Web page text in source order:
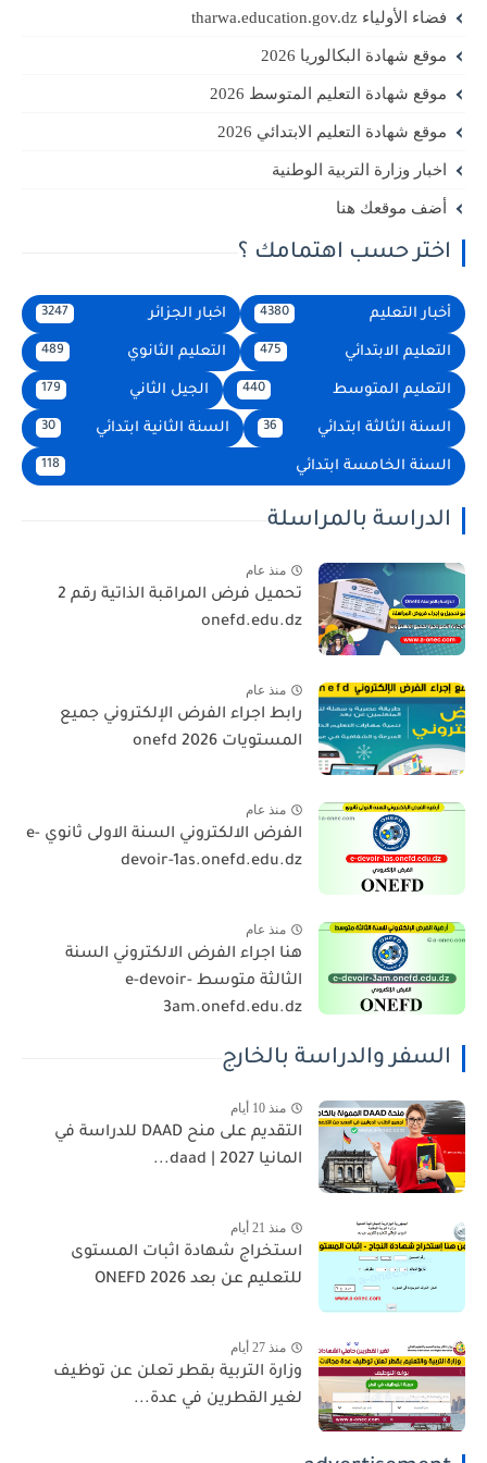
فضاء الأولياء tharwa.education.gov.dz
موقع شهادة البكالوريا 2026
موقع شهادة التعليم المتوسط 2026
موقع شهادة التعليم الابتدائي 2026
اخبار وزارة التربية الوطنية
أضف موقعك هنا
اختر حسب اهتمامك ؟
أخبار التعليم 4380 اخبار الجزائر 3247
التعليم الابتدائي 475 التعليم الثانوي 489
التعليم المتوسط 440 الجيل الثاني
السنة الثالثة ابتدائي السنة الثانية ابتدائي
السنة الخامسة ابتدائي
الدراسة بالمراسلة
منذ عام
تحميل فرض المراقبة الذاتية رقم 2
onefd.edu.dz
منذ عام
رابط اجراء الفرض الإلكتروني جميع
المستويات 2026 onefd
منذ عام
الفرض الالكتروني السنة الاولى ثانوي e-
devoir-1as.onefd.edu.dz
منذ عام
هنا اجراء الفرض الالكتروني السنة
الثالثة متوسط e-devoir-
3am.onefd.edu.dz
السفر والدراسة بالخارج
منذ 10 أيام
التقديم على منح DAAD للدراسة في
المانيا 2027 | daad...
منذ 21 أيام
استخراج شهادة اثبات المستوى
للتعليم عن بعد 2026 ONEFD
منذ 27 أيام
وزارة التربية بقطر تعلن عن توظيف
لغير القطرين في عدة...